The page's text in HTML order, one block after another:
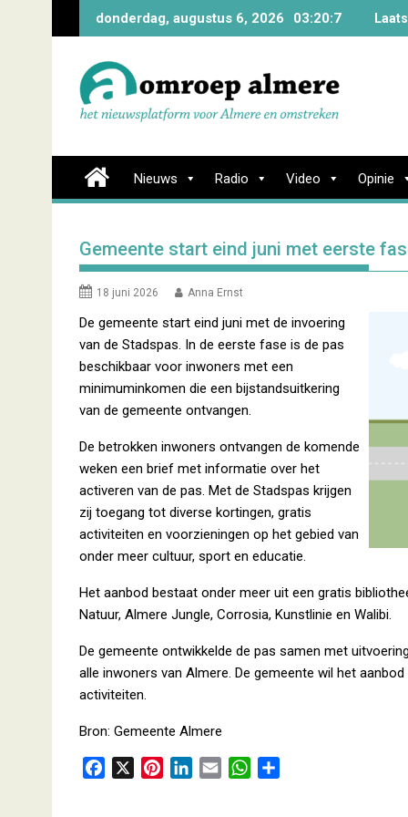
donderdag, augustus 6, 2026 03:20:8
Nieuws Radio Video Opinie
Gemeente start eind juni met eerste
18 juni 2026 Anna Ernst
De gemeente start eind juni met de invoering
van de Stadspas. In de eerste fase is de pas
beschikbaar voor inwoners met een
minimuminkomen die een bijstandsuitkering
van de gemeente ontvangen.
De betrokken inwoners ontvangen de komende
weken een brief met informatie over het
activeren van de pas. Met de Stadspas krijgen
zij toegang tot diverse kortingen, gratis
activiteiten en voorzieningen op het gebied van
onder meer cultuur, sport en educatie.
Het aanbod bestaat onder meer uit een gratis
Natuur, Almere Jungle, Corrosia, Kunstlinie en Walibi.
De gemeente ontwikkelde de pas samen met
alle inwoners van Almere. De gemeente wil het
activiteiten.
Bron: Gemeente Almere
W